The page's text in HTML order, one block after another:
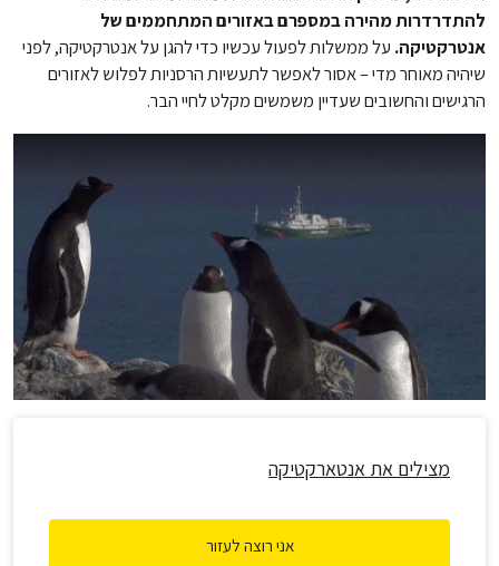
להתדרדרות מהירה במספרם באזורים המתחממים של
אנטרקטיקה. על ממשלות לפעול עכשיו כדי להגן על אנטרקטיקה, לפני
שיהיה מאוחר מדי – אסור לאפשר לתעשיות הרסניות לפלוש לאזורים
הרגישים והחשובים שעדיין משמשים מקלט לחיי הבר.
מצילים את אנטארקטיקה
אני רוצה לעזור